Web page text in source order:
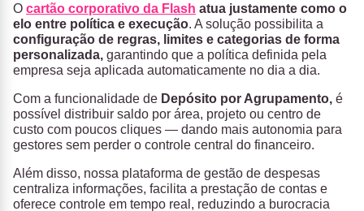
O cartão corporativo da Flash atua justamente como o
elo entre política e execução. A solução possibilita a
configuração de regras, limites e categorias de forma
personalizada, garantindo que a política definida pela
empresa seja aplicada automaticamente no dia a dia.
Com a funcionalidade de Depósito por Agrupamento, é
possível distribuir saldo por área, projeto ou centro de
custo com poucos cliques — dando mais autonomia para
gestores sem perder o controle central do financeiro.
Além disso, nossa plataforma de gestão de despesas
centraliza informações, facilita a prestação de contas e
oferece controle em tempo real, reduzindo a burocracia